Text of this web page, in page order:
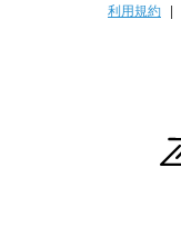
利用規約 |